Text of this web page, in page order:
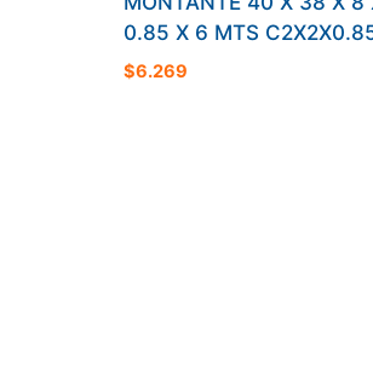
0.85 X 6 MTS
$6.269